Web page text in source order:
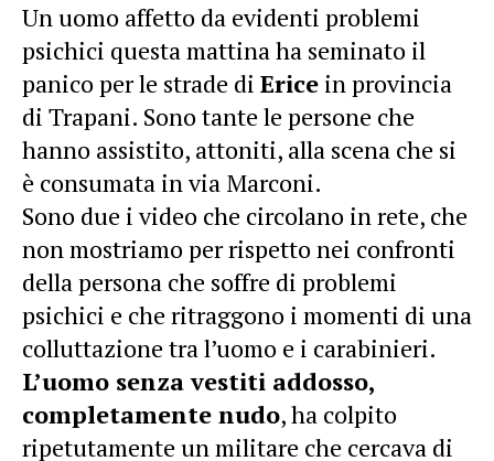
Un uomo affetto da evidenti problemi
psichici questa mattina ha seminato il
panico per le strade di Erice in provincia
di Trapani. Sono tante le persone che
hanno assistito, attoniti, alla scena che si
è consumata in via Marconi.
Sono due i video che circolano in rete, che
non mostriamo per rispetto nei confronti
della persona che soffre di problemi
psichici e che ritraggono i momenti di una
colluttazione tra l’uomo e i carabinieri.
L’uomo senza vestiti addosso,
completamente nudo, ha colpito
ripetutamente un militare che cercava di